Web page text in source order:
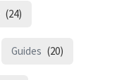
(24)
Guides (20)